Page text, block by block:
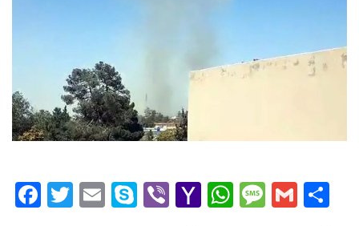
Facebook
Twitter
EmailSkype
ViberYahoo